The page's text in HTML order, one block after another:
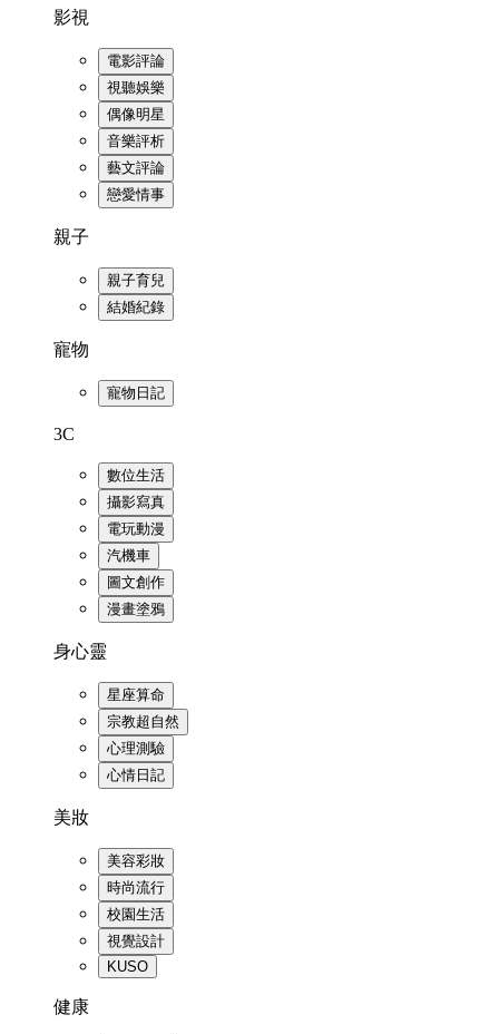
影視
電影評論
視聽娛樂
偶像明星
音樂評析
藝文評論
戀愛情事
親子
親子育兒
結婚紀錄
寵物
寵物日記
3C
數位生活
攝影寫真
電玩動漫
汽機車
圖文創作
漫畫塗鴉
身心靈
星座算命
宗教超自然
心理測驗
心情日記
美妝
美容彩妝
時尚流行
校園生活
視覺設計
KUSO
健康